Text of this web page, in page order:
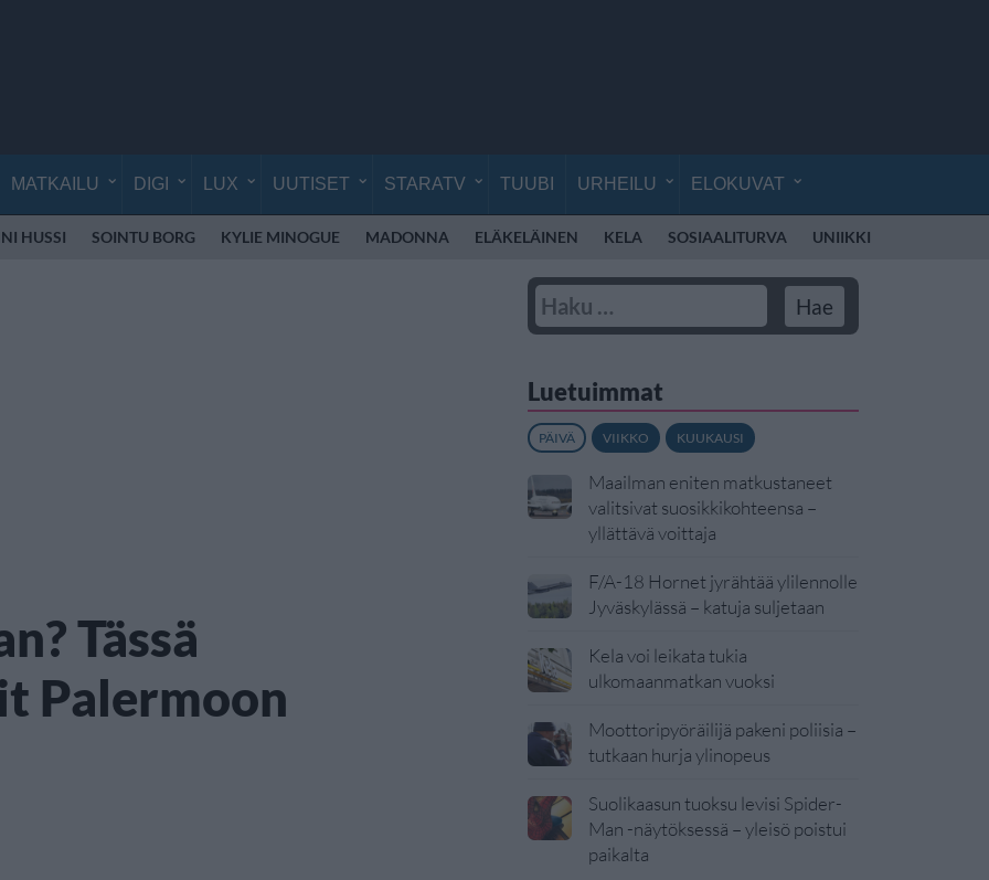
MATKAILU DIGI LUX UUTISET STARATV TUUBI URHEILU ELOKUVAT
HUSSI SOINTU BORG KYLIE MINOGUE MADONNA ELÄKELÄINEN KELA SOSIAALITURVA UNIIKKI
Tässä
Palermoon
Luetuimmat
PÄIVÄ VIIKKO KUUKAUSI
Maailman eniten matkustaneet
valitsivat suosikkikohteensa –
yllättävä voittaja
F/A-18 Hornet jyrähtää ylilennolle
Jyväskylässä – katuja suljetaan
Kela voi leikata tukia
ulkomaanmatkan vuoksi
Moottoripyöräilijä pakeni poliisia –
tutkaan hurja ylinopeus
Suolikaasun tuoksu levisi Spider-
Man -näytöksessä – yleisö poistui
paikalta